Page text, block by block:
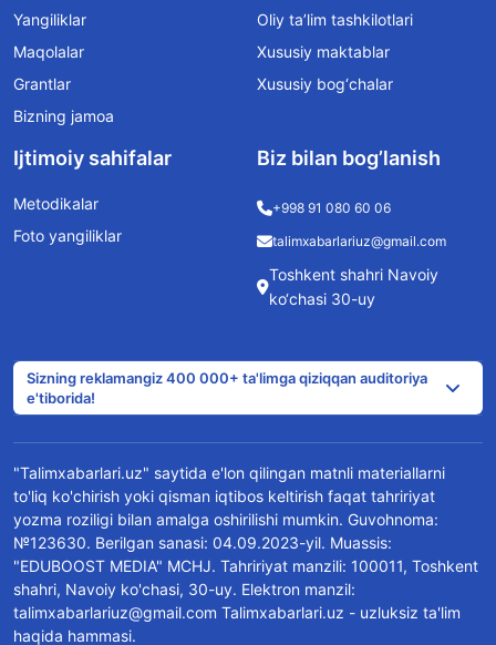
Yangiliklar
Maqolalar
Grantlar
Bizning jamoa
Oliy ta’lim tashkilotlari
Xususiy maktablar
Xususiy bog‘chalar
Ijtimoiy sahifalar
Metodikalar
Foto yangiliklar
Biz bilan bog’lanish
+998 91 080 60 06
talimxabarlariuz@gmail.com
Toshkent shahri Navoiy
ko‘chasi 30-uy
Sizning reklamangiz 400 000+ ta'limga qiziqqan auditoriya
e'tiborida!
"Talimxabarlari.uz" saytida e'lon qilingan matnli materiallarni
to'liq ko'chirish yoki qisman iqtibos keltirish faqat tahririyat
yozma roziligi bilan amalga oshirilishi mumkin. Guvohnoma:
№123630. Berilgan sanasi: 04.09.2023-yil. Muassis:
"EDUBOOST MEDIA" MCHJ. Tahririyat manzili: 100011, Toshkent
shahri, Navoiy ko'chasi, 30-uy. Elektron manzil:
talimxabarlariuz@gmail.com Talimxabarlari.uz - uzluksiz ta'lim
haqida hammasi.